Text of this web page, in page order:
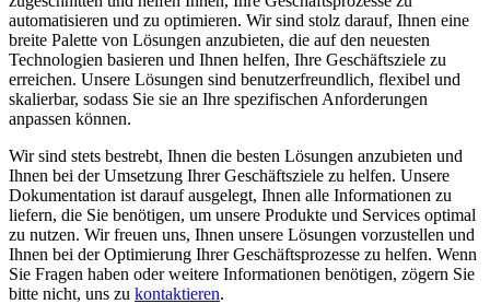
automatisieren und zu optimieren. Wir sind stolz darauf, Ihnen eine
breite Palette von Lösungen anzubieten, die auf den neuesten
Technologien basieren und Ihnen helfen, Ihre Geschäftsziele zu
erreichen. Unsere Lösungen sind benutzerfreundlich, flexibel und
skalierbar, sodass Sie sie an Ihre spezifischen Anforderungen
anpassen können.
Wir sind stets bestrebt, Ihnen die besten Lösungen anzubieten und
Ihnen bei der Umsetzung Ihrer Geschäftsziele zu helfen. Unsere
Dokumentation ist darauf ausgelegt, Ihnen alle Informationen zu
liefern, die Sie benötigen, um unsere Produkte und Services optimal
zu nutzen. Wir freuen uns, Ihnen unsere Lösungen vorzustellen und
Ihnen bei der Optimierung Ihrer Geschäftsprozesse zu helfen. Wenn
Sie Fragen haben oder weitere Informationen benötigen, zögern Sie
bitte nicht, uns zu kontaktieren.